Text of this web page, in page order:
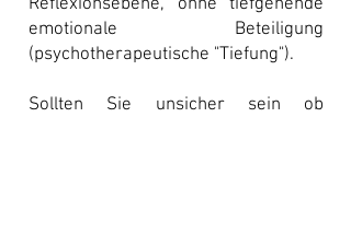
Reflexionsebene, ohne tiefgehende
emotionale Beteiligung
(psychotherapeutische "Tiefung").
Sollten Sie unsicher sein ob